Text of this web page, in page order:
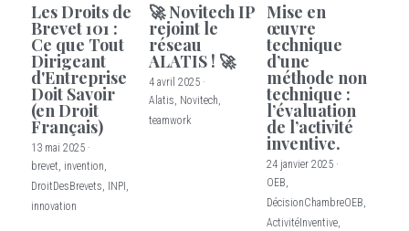
Start_UP
English
Blog
Les Droits de
Brevet 101 :
Ce que Tout
Dirigeant
d'Entreprise
Doit Savoir
(en Droit
Français)
13 mai 2025 ·
brevet, invention,
DroitDesBrevets,
INPI,
innovation
🚀 Novitech IP
rejoint le
réseau
ALATIS ! 🚀
4 avril 2025 ·
Alatis, Novitech,
teamwork
Mise en
œuvre
technique
d’une
méthode non
technique :
l’évaluation
de l’activité
inventive.
24 janvier 2025 ·
OEB,
DécisionChambreOEB,
ActivitéInventive,